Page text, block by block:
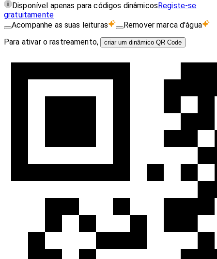
Disponível apenas para códigos dinâmicosRegiste-se
gratuitamente
Acompanhe as suas leituras
Remover marca d'água
Para ativar o rastreamento,
criar um dinâmico QR Code